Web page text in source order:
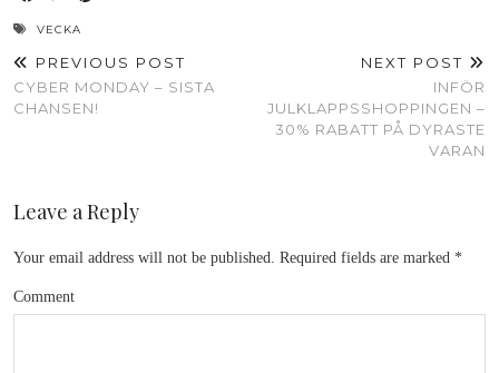
VECKA
PREVIOUS POST
CYBER MONDAY – SISTA
CHANSEN!
NEXT POST
INFÖR
JULKLAPPSSHOPPINGEN –
30% RABATT PÅ DYRASTE
VARAN
Leave a Reply
Your email address will not be published. Required fields are marked *
Comment